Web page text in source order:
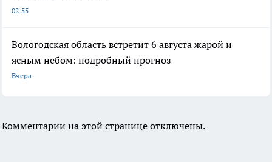
02:55
Вологодская область встретит 6 августа жарой и
ясным небом: подробный прогноз
Вчера
Комментарии на этой странице отключены.